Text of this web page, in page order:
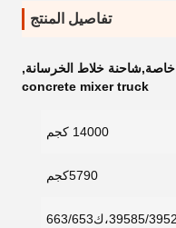
تفاصيل المنتج
خلاط الخرسانة,
concrete mixer truck
14000 كجم
5790كجم